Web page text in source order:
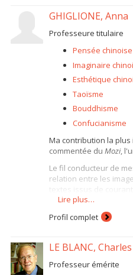
GHIGLIONE, Anna
Professeure titulaire
Pensée chinoise
Imaginaire
Esthétique
Taoïsme
Bouddhisme
Confucianisme
Ma contribution la
commentée du Mozi,
Le fil conducteur de
relation entre les
textes issus de
Sur le plan
pertinents) ; j'ai
J'ai réalisé une
pris une nouvelle
Sages en images; puis,
Lire plus…
Profil complet
LE BLANC, Charles
Professeur émérite